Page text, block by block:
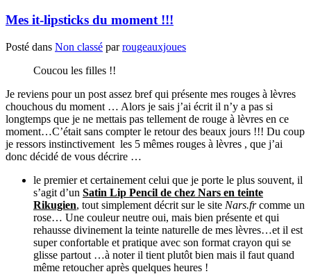
Mes it-lipsticks du moment !!!
Posté dans Non classé parrougeauxjoues
Coucou les filles !!
Je reviens pour un post assez bref qui présente mes rouges à lèvres
chouchous du moment … Alors je sais j’ai écrit il n’y a pas si
longtemps que je ne mettais pas tellement de rouge à lèvres en ce
moment…C’était sans compter le retour des beaux jours !!! Du coup
je ressors instinctivement les 5 mêmes rouges à lèvres , que j’ai
donc décidé de vous décrire …
le premier et certainement celui que je porte le plus souvent, il
s’agit d’un Satin Lip Pencil de chez Nars en teinte
Rikugien, tout simplement décrit sur le site Nars.frcomme un
rose… Une couleur neutre oui, mais bien présente et qui
rehausse divinement la teinte naturelle de mes lèvres…et il est
super confortable et pratique avec son format crayon qui se
glisse partout …à noter il tient plutôt bien mais il faut quand
même retoucher après quelques heures !